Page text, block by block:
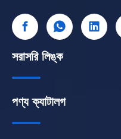
সরাসরি লিঙ্ক
পণ্য ক্যাটালগ